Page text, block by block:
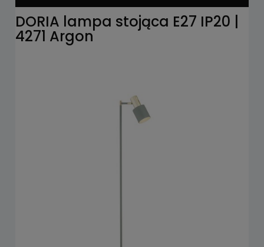
DORIA lampa stojąca E27 IP20 |
4271 Argon